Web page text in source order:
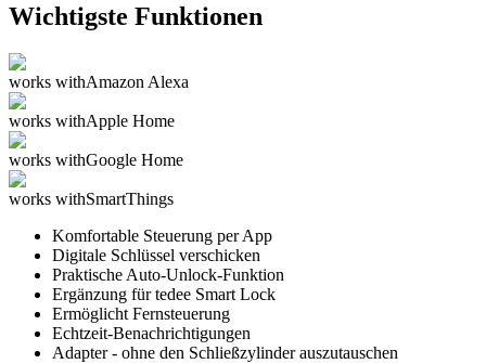
Wichtigste Funktionen
works withAmazon Alexa
works withApple Home
works withGoogle Home
works withSmartThings
Komfortable Steuerung per App
Digitale Schlüssel verschicken
Praktische Auto-Unlock-Funktion
Ergänzung für tedee Smart Lock
Ermöglicht Fernsteuerung
Echtzeit-Benachrichtigungen
Adapter - ohne den Schließzylinder auszutauschen